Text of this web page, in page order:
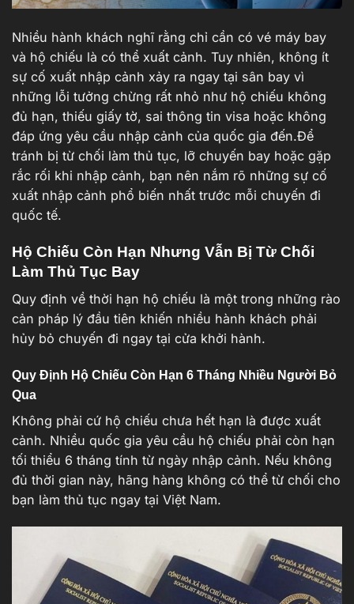
Nhiều hành khách nghĩ rằng chỉ cần có vé máy bay
và hộ chiếu là có thể xuất cảnh. Tuy nhiên, không ít
sự cố xuất nhập cảnh xảy ra ngay tại sân bay vì
những lỗi tưởng chừng rất nhỏ như hộ chiếu không
đủ hạn, thiếu giấy tờ, sai thông tin visa hoặc không
đáp ứng yêu cầu nhập cảnh của quốc gia đến.Để
tránh bị từ chối làm thủ tục, lỡ chuyến bay hoặc gặp
rắc rối khi nhập cảnh, bạn nên nắm rõ những sự cố
xuất nhập cảnh phổ biến nhất trước mỗi chuyến đi
quốc tế.
Hộ Chiếu Còn Hạn Nhưng Vẫn Bị Từ Chối
Làm Thủ Tục Bay
Quy định về thời hạn hộ chiếu là một trong những rào
cản pháp lý đầu tiên khiến nhiều hành khách phải
hủy bỏ chuyến đi ngay tại cửa khởi hành.
Quy Định Hộ Chiếu Còn Hạn 6 Tháng Nhiều Người Bỏ
Qua
Không phải cứ hộ chiếu chưa hết hạn là được xuất
cảnh. Nhiều quốc gia yêu cầu hộ chiếu phải còn hạn
tối thiểu 6 tháng tính từ ngày nhập cảnh. Nếu không
đủ thời gian này, hãng hàng không có thể từ chối cho
bạn làm thủ tục ngay tại Việt Nam.